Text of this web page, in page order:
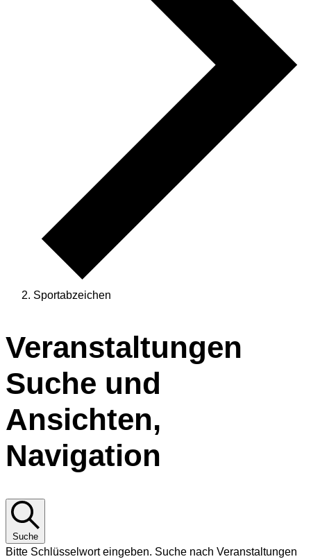
Sportabzeichen
Veranstaltungen
Veranstaltungen
Suche und
Ansichten,
Navigation
Suche
Bitte Schlüsselwort eingeben. Suche nach Veranstaltungen